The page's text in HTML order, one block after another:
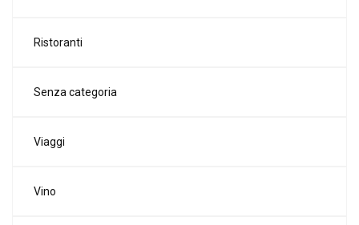
Ristoranti
Senza categoria
Viaggi
Vino